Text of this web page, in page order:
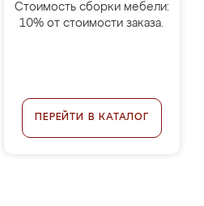
Стоимость сборки мебели:
10% от стоимости заказа.
ПЕРЕЙТИ В КАТАЛОГ